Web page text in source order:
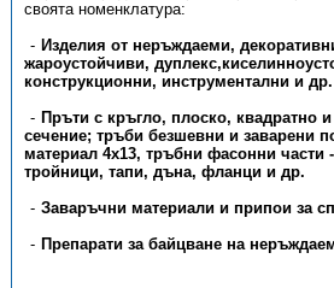
своята номенклатура:
Изделия от неръждаеми,
жароустойчиви,
конструкционни, инструментални и
Пръти с кръгло, плоско, квадратно
сечение; тръби безшевни и заварени
материал 4х13, тръбни фасонни части
тройници, тапи, дъна, фланци и др.
Заваръчни материали и припои за
Препарати за байцване на